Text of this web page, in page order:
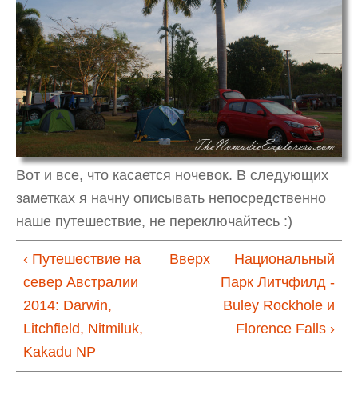
Вот и все, что касается ночевок. В следующих
заметках я начну описывать непосредственно
наше путешествие, не переключайтесь :)
‹ Путешествие на
север Австралии
2014: Darwin,
Litchfield, Nitmiluk,
Kakadu NP
Вверх
Национальный
Парк Литчфилд -
Buley Rockhole и
Florence Falls ›